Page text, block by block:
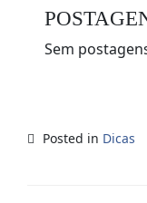
Sem
Posted in Dicas